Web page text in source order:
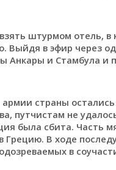
штурмом отель,
Выйдя в эфир через
Анкары и Стамбула и
страны
путчистам не
была сбита. Часть
Грецию. В ходе
в